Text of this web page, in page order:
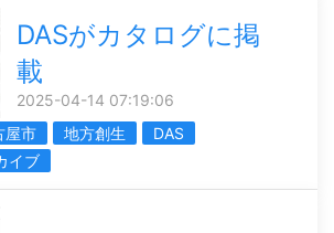
DASがカタログに掲
載
2025-04-14 07:19:06
屋市 地方創生
DAS
イブ